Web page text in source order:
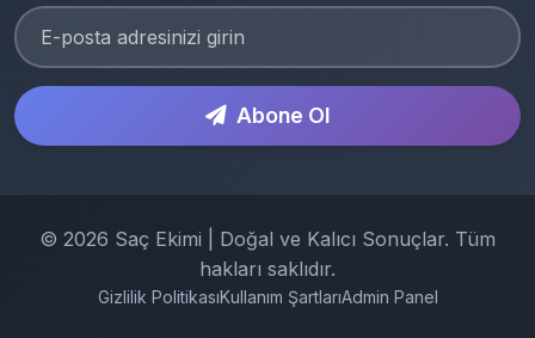
Abone Ol
© 2026 Saç Ekimi | Doğal ve Kalıcı Sonuçlar. Tüm
hakları saklıdır.
Gizlilik PolitikasıKullanım ŞartlarıAdmin Panel